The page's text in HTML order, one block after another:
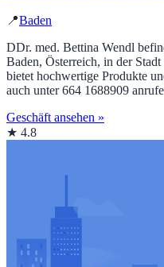
📍Baden
DDr. med. Bettina Wendl
Baden, Österreich, in der
bietet hochwertige Produkte
auch unter 664 1688909
Geschäft ansehen »
★ 4.8